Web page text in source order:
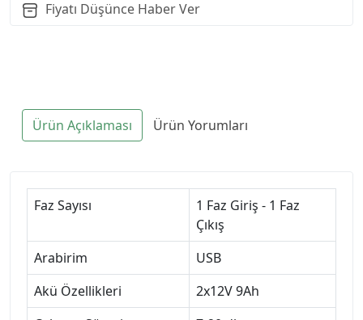
Fiyatı Düşünce Haber Ver
Ürün Açıklaması Ürün Yorumları
Faz Sayısı
1 Faz Giriş - 1 Faz
Çıkış
Arabirim
USB
Akü Özellikleri
2x12V 9Ah